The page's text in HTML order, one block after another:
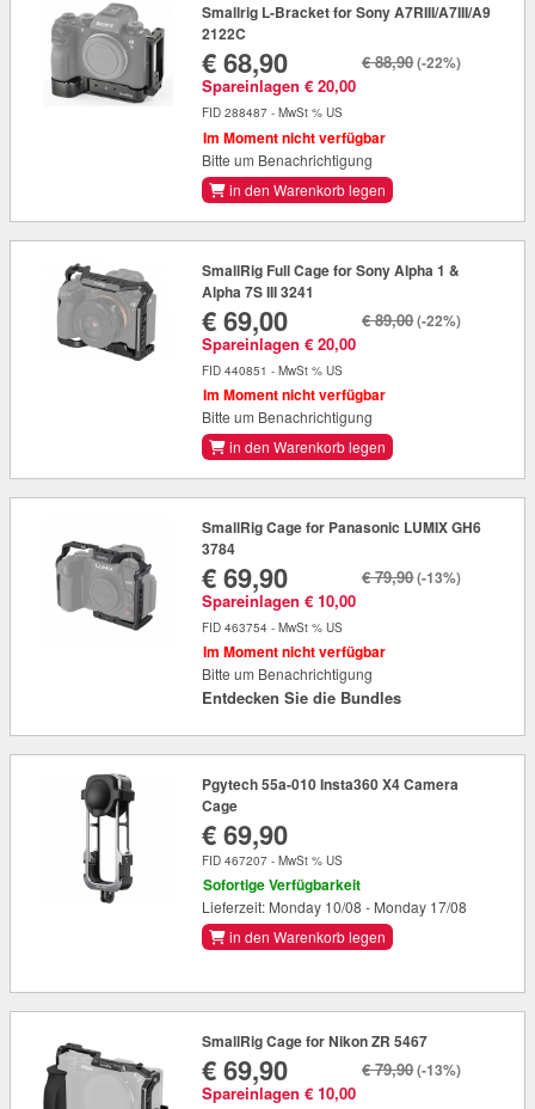
Smallrig L-Bracket for Sony A7RIII/A7III/A9
2122C
€ 68,90
Spareinlagen € 20,00
€ 88,90(-22%)
FID 288487 - MwSt % US
Im Moment nicht verfügbar
Bitte um Benachrichtigung
in den Warenkorb legen
SmallRig Full Cage for Sony Alpha 1 &
Alpha 7S III 3241
€ 69,00
Spareinlagen € 20,00
€ 89,00(-22%)
FID 440851 - MwSt % US
Im Moment nicht verfügbar
Bitte um Benachrichtigung
in den Warenkorb legen
SmallRig Cage for Panasonic LUMIX GH6
3784
€ 69,90
Spareinlagen € 10,00
€ 79,90(-13%)
FID 463754 - MwSt % US
Im Moment nicht verfügbar
Bitte um Benachrichtigung
Entdecken Sie die Bundles
Pgytech 55a-010 Insta360 X4 Camera
Cage
€ 69,90
FID 467207 - MwSt % US
Sofortige Verfügbarkeit
Lieferzeit: Monday 10/08 - Monday 17/08
in den Warenkorb legen
SmallRig Cage for Nikon ZR 5467
€ 69,90
Spareinlagen € 10,00
€ 79,90(-13%)